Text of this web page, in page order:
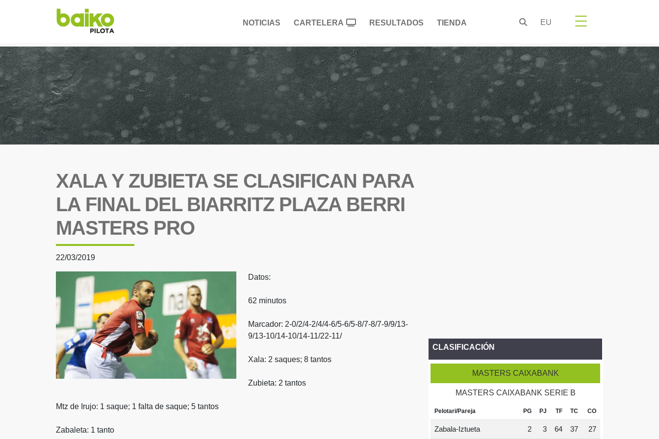
NOTICIAS CARTELERA RESULTADOS TIENDA EU
XALA Y ZUBIETA SE CLASIFICAN PARA
LA FINAL DEL BIARRITZ PLAZA BERRI
MASTERS PRO
22/03/2019
Datos:
62 minutos
Marcador: 2-0/2/4-2/4/4-6/5-6/5-8/7-8/7-9/9/13-
9/13-10/14-10/14-11/22-11/
Xala: 2 saques; 8 tantos
Zubieta: 2 tantos
Mtz de Irujo: 1 saque; 1 falta de saque; 5 tantos
Zabaleta: 1 tanto
CLASIFICACIÓN
MASTERS CAIXABANK
MASTERS CAIXABANK SERIE B
Pelotari/Pareja PG PJ TF TC CO
Zabala-Iztueta 2 3 64 37 27